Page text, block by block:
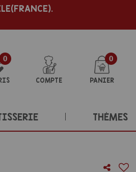
0
COMPTE
0
PANIER
THÈMES